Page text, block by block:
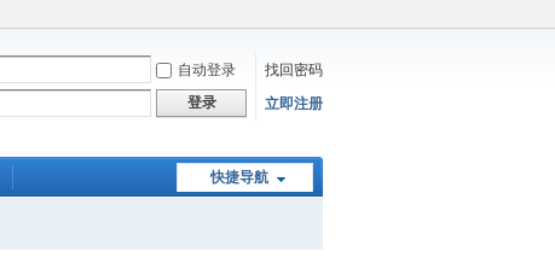
自动登录
找回密码
登录 立即注册
快捷导航